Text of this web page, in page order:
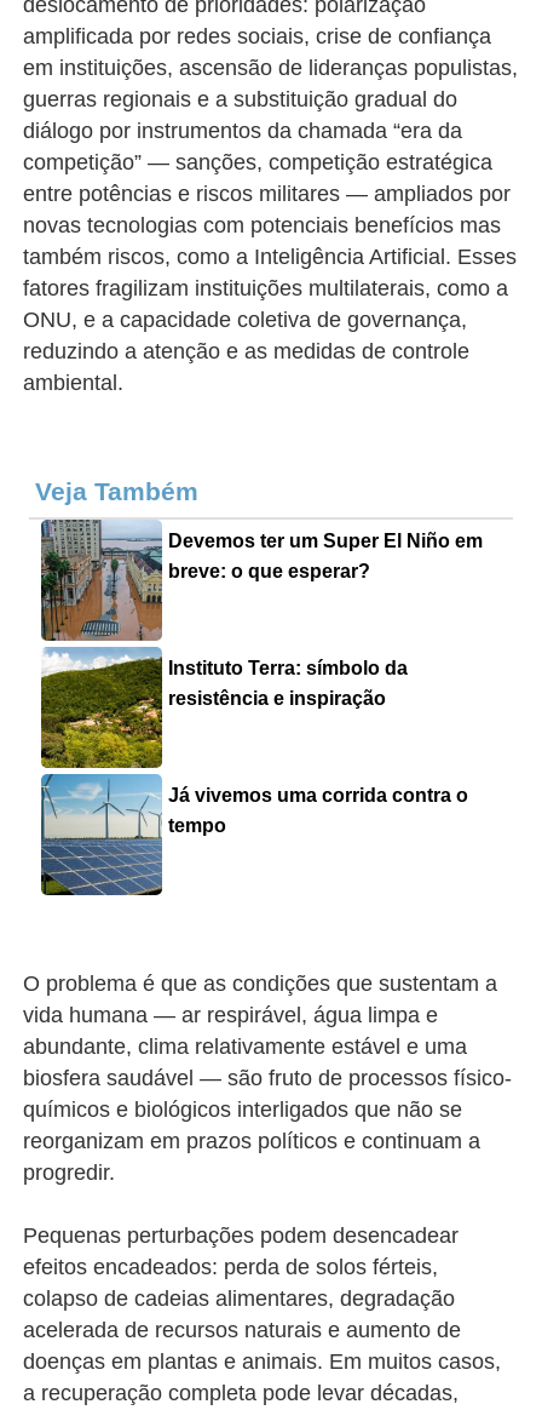
deslocamento de prioridades: polarização
amplificada por redes sociais, crise de confiança
em instituições, ascensão de lideranças populistas,
guerras regionais e a substituição gradual do
diálogo por instrumentos da chamada “era da
competição” — sanções, competição estratégica
entre potências e riscos militares — ampliados por
novas tecnologias com potenciais benefícios mas
também riscos, como a Inteligência Artificial. Esses
fatores fragilizam instituições multilaterais, como a
ONU, e a capacidade coletiva de governança,
reduzindo a atenção e as medidas de controle
ambiental.
Veja Também
Devemos ter um Super El Niño em
breve: o que esperar?
Instituto Terra: símbolo da
resistência e inspiração
Já vivemos uma corrida contra o
tempo
O problema é que as condições que sustentam a
vida humana — ar respirável, água limpa e
abundante, clima relativamente estável e uma
biosfera saudável — são fruto de processos físico-
químicos e biológicos interligados que não se
reorganizam em prazos políticos e continuam a
progredir.
Pequenas perturbações podem desencadear
efeitos encadeados: perda de solos férteis,
colapso de cadeias alimentares, degradação
acelerada de recursos naturais e aumento de
doenças em plantas e animais. Em muitos casos,
a recuperação completa pode levar décadas,